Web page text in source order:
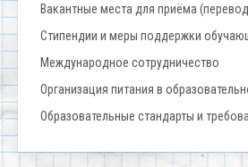
Вакантные места для приёма
Стипендии и меры поддержки
Международное сотрудничество
Организация питания в
Образовательные стандарты и